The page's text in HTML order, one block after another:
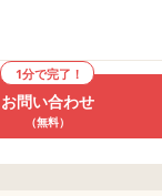
1分で完了！
お問い合わせ
（無料）